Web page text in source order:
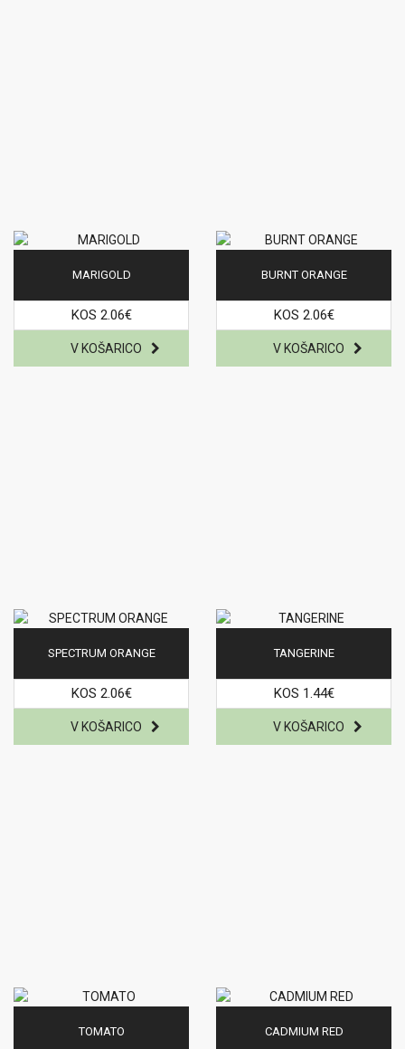
MARIGOLD
KOS 2.06€
BURNT ORANGE
KOS 2.06€
SPECTRUM ORANGE
KOS 2.06€
TANGERINE
KOS 1.44€
TOMATO CADMIUM RED